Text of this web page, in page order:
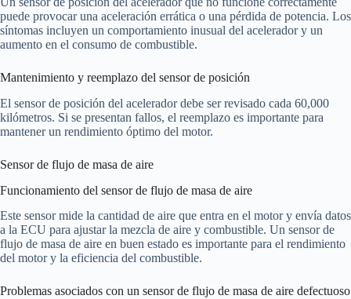
puede provocar una aceleración errática o una pérdida de potencia. Los
síntomas incluyen un comportamiento inusual del acelerador y un
aumento en el consumo de combustible.
Mantenimiento y reemplazo del sensor de posición
El sensor de posición del acelerador debe ser revisado cada 60,000
kilómetros. Si se presentan fallos, el reemplazo es importante para
mantener un rendimiento óptimo del motor.
Sensor de flujo de masa de aire
Funcionamiento del sensor de flujo de masa de aire
Este sensor mide la cantidad de aire que entra en el motor y envía datos
a la ECU para ajustar la mezcla de aire y combustible. Un sensor de
flujo de masa de aire en buen estado es importante para el rendimiento
del motor y la eficiencia del combustible.
Problemas asociados con un sensor de flujo de masa de aire defectuoso